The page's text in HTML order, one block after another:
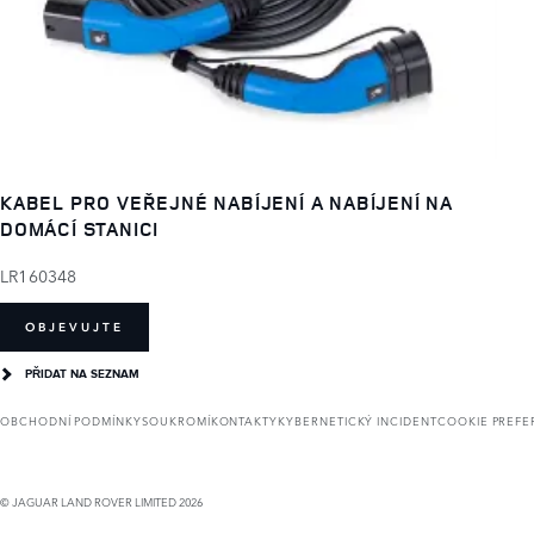
KABEL PRO VEŘEJNÉ NABÍJENÍ A NABÍJENÍ NA
DOMÁCÍ STANICI
LR160348
OBJEVUJTE
PŘIDAT NA SEZNAM
OBCHODNÍ PODMÍNKYSOUKROMÍKONTAKTYKYBERNETICKÝ INCIDENTCOOKIE
© JAGUAR LAND ROVER LIMITED 2026